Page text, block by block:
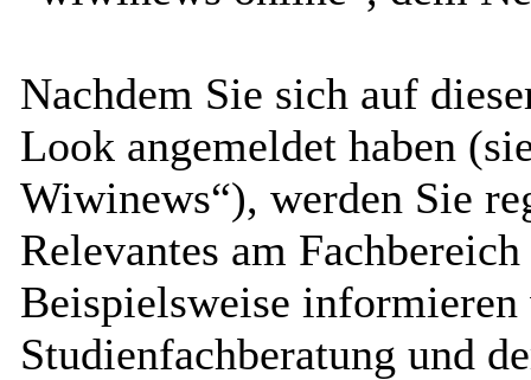
Nachdem Sie sich auf
Look angemeldet haben
Wiwinews“), werden Sie
Relevantes am
Beispielsweise
Studienfachberatung und